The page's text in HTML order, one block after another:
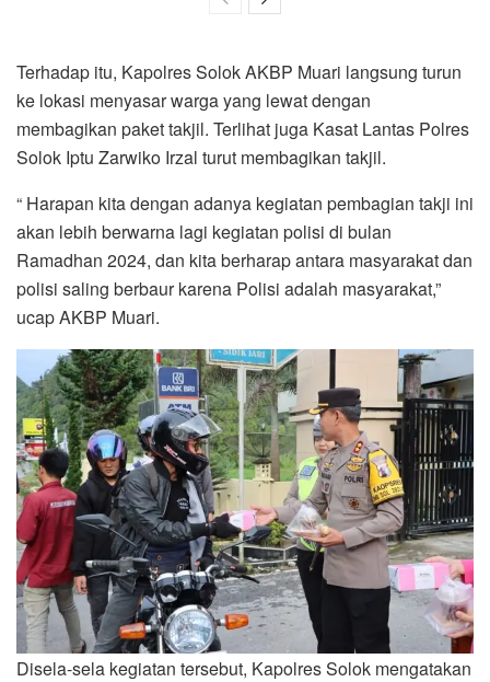
Terhadap itu, Kapolres Solok AKBP Muari langsung turun
ke lokasi menyasar warga yang lewat dengan
membagikan paket takjil. Terlihat juga Kasat Lantas Polres
Solok Iptu Zarwiko Irzal turut membagikan takjil.
“ Harapan kita dengan adanya kegiatan pembagian takji ini
akan lebih berwarna lagi kegiatan polisi di bulan
Ramadhan 2024, dan kita berharap antara masyarakat dan
polisi saling berbaur karena Polisi adalah masyarakat,”
ucap AKBP Muari.
Disela-sela kegiatan tersebut, Kapolres Solok mengatakan